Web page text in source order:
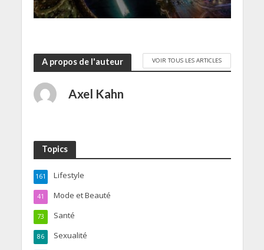
A propos de l'auteur VOIR TOUS LES ARTICLES
Axel Kahn
Topics
Lifestyle
161
Mode et Beauté
41
Santé
73
Sexualité
86